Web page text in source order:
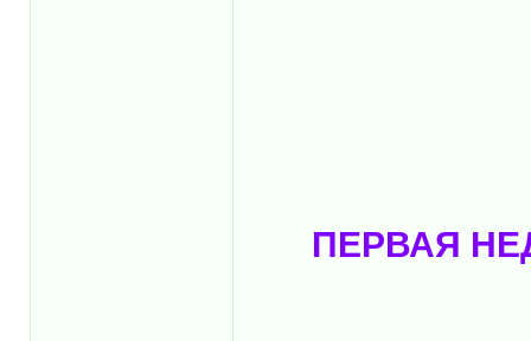
ПЕРВАЯ